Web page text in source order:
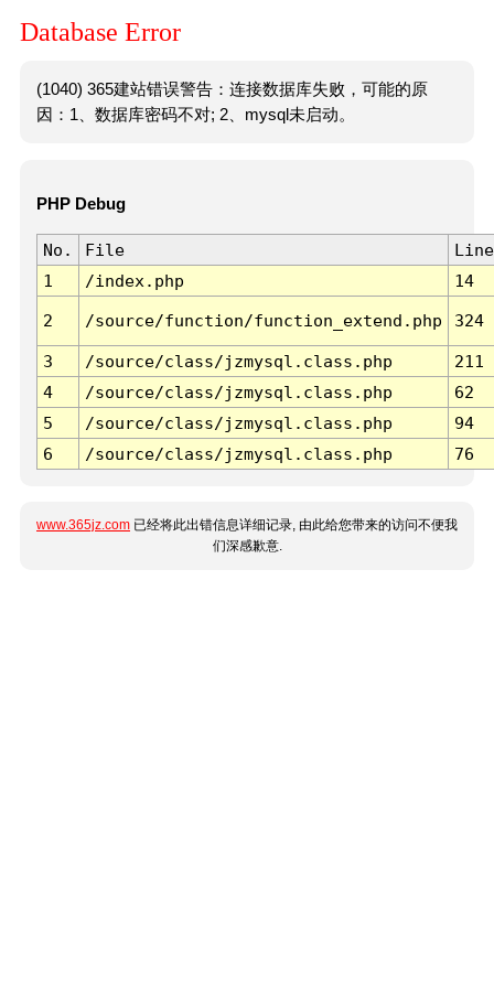
Database Error
(1040) 365建站错误警告：连接数据库失败，可能的原
因：1、数据库密码不对; 2、mysql未启动。
PHP Debug
No. File
Line
1
/index.php 14
2 /source/function/function_extend.php 324
3 /source/class/jzmysql.class.php
211
4
/source/class/jzmysql.class.php
62
5
/source/class/jzmysql.class.php
94
6
/source/class/jzmysql.class.php 76
www.365jz.com 已经将此出错信息详细记录, 由此给您带来的访问不便我
们深感歉意.